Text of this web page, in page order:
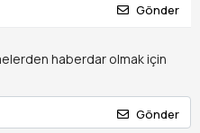
Gönder
haberdar olmak için
Gönder